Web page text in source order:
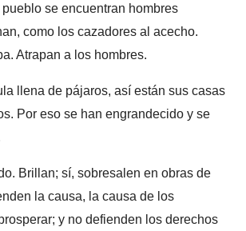
se encuentran hombres
como los cazadores al acecho.
Atrapan a los hombres.
llena de pájaros, así están sus casas
Por eso se han engrandecido y se
Brillan; sí, sobresalen en obras de
la causa, la causa de los
y no defienden los derechos